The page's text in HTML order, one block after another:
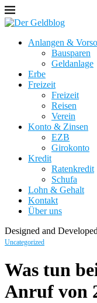
Anlangen &
Bausparen
Geldanlage
Erbe
Freizeit
Freizeit
Reisen
Verein
Konto & Zinsen
EZB
Girokonto
Kredit
Ratenkredit
Schufa
Lohn & Gehalt
Kontakt
Über uns
Designed and
Uncategorized
Was tun
Anruf von